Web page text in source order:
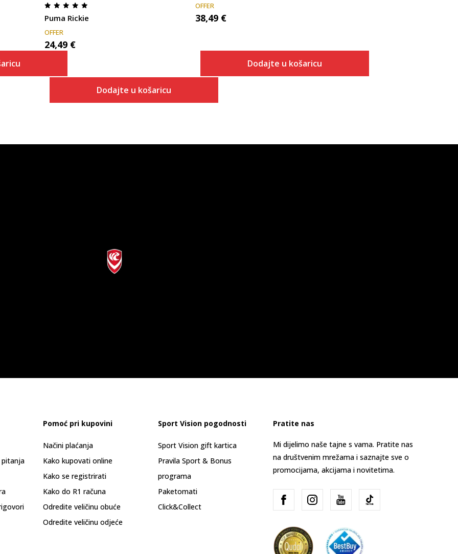
Puma Rickie
OFFER
24,49 €
Dodajte u košaricu
OFFER
38,49 €
Dodajte u košaricu
pitanja
Pomoć pri kupovini
Načini plaćanja
Kako kupovati online
Kako se registrirati
Kako do R1 računa
Odredite veličinu obuće
Odredite veličinu odjeće
Sport Vision pogodnosti
Sport Vision gift kartica
Pravila Sport & Bonus
programa
Paketomati
Click&Collect
Pratite nas
Mi dijelimo naše tajne s vama. Pratite nas
na društvenim mrežama i saznajte sve o
promocijama, akcijama i novitetima.